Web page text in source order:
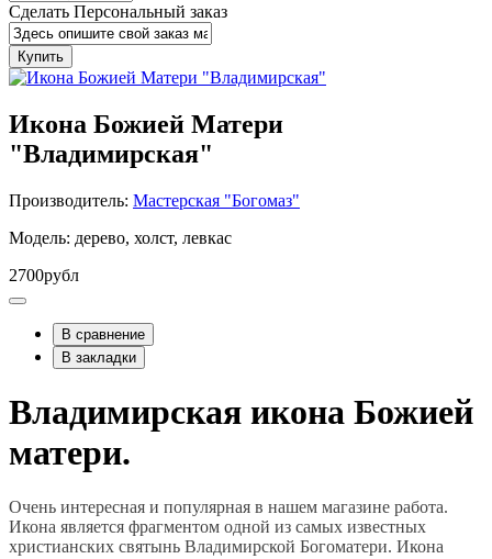
Сделать Персональный заказ
Купить
Икона Божией Матери
"Владимирская"
Производитель: Мастерская "Богомаз"
Модель: дерево, холст, левкас
2700рубл
В сравнение
В закладки
Владимирская икона Божией
матери.
Очень интересная и популярная в нашем магазине работа.
Икона является фрагментом одной из самых известных
христианских святынь Владимирской Богоматери. Икона